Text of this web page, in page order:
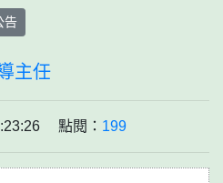
告
主任
點閱： 199